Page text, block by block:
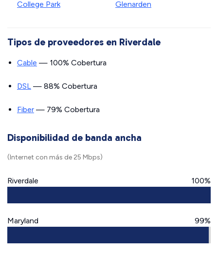
College Park Glenarden
Tipos de proveedores en Riverdale
Cable — 100% Cobertura
DSL — 88% Cobertura
Fiber — 79% Cobertura
Disponibilidad de banda ancha
(Internet con más de 25 Mbps)
Riverdale 100%
Maryland 99%